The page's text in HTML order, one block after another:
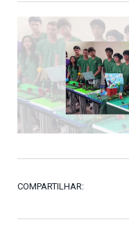
COMPARTILHAR: